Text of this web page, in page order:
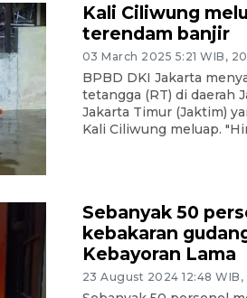
Kali Ciliwung
terendam banjir
03 March 2025 5:21 WIB,
BPBD DKI Jakarta
tetangga (RT) di daerah
Jakarta Timur (Jaktim)
Kali Ciliwung meluap.
Sebanyak 50
kebakaran
Kebayoran Lama
23 August 2024 12:48
08